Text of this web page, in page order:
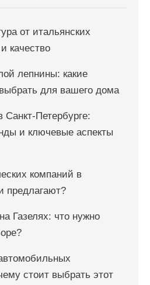
от итальянских
качество
лепнины: какие
для вашего дома
Санкт-Петербурге:
и ключевые аспекты
компаний в
предлагают?
Газелях: что нужно
стоит выбрать этот